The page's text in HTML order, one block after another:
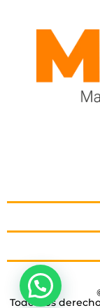
Todos los